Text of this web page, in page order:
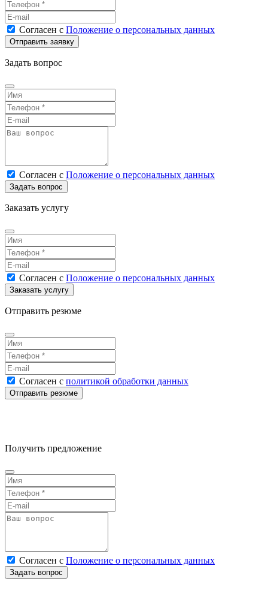
Согласен с Положение о персональных данных
Задать вопрос
Согласен с Положение о персональных данных
Заказать услугу
Согласен с Положение о персональных данных
Отправить резюме
Согласен с политикой обработки данных
Получить предложение
Согласен с Положение о персональных данных